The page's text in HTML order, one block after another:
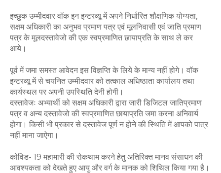
इच्छुक उम्मीदवार वॉक इन इन्टरव्यू में अपने निर्धारित शौक्षणिक योग्यता,
सक्षम अधिकारी का अनुभव प्रमाण पत्र एवं मूलनिवासी एवं जाति प्रमाण
पत्र के मूलदस्तावेजो की एक स्वप्रमाणित छायाप्रति के साथ ले कर
आये।
पूर्व में जमा समस्त आवेदन इस विज्ञप्ति के लिये के मान्य नहीं होगे। वॉक
इन्टरव्यू में से चयनित उम्मीदवार को तत्काल अधिष्ठाता कार्यालय तथा
कार्यस्थल पर अपनी उपस्थिति देनी होगी।
दस्तावेजः अभ्यार्थी को सक्षम अधिकारी द्वारा जारी डिजिटल जातिप्रमाण
पत्र व अन्य दस्तावेजो की स्वप्रमाणित छायाप्रति जमा करना अनिवार्य
होगा। किसी भी प्रकार से दस्तावेज पूर्ण न होने की स्थिति में आपको पात्र
नहीं माना जाऐगा।
कोविड- 19 महामारी की रोकथाम करने हेतु अतिरिक्त मानव संसाधन की
आवश्यकता को देखते हुए आयु और वर्ग के मानक को शिथिल किया गया है।